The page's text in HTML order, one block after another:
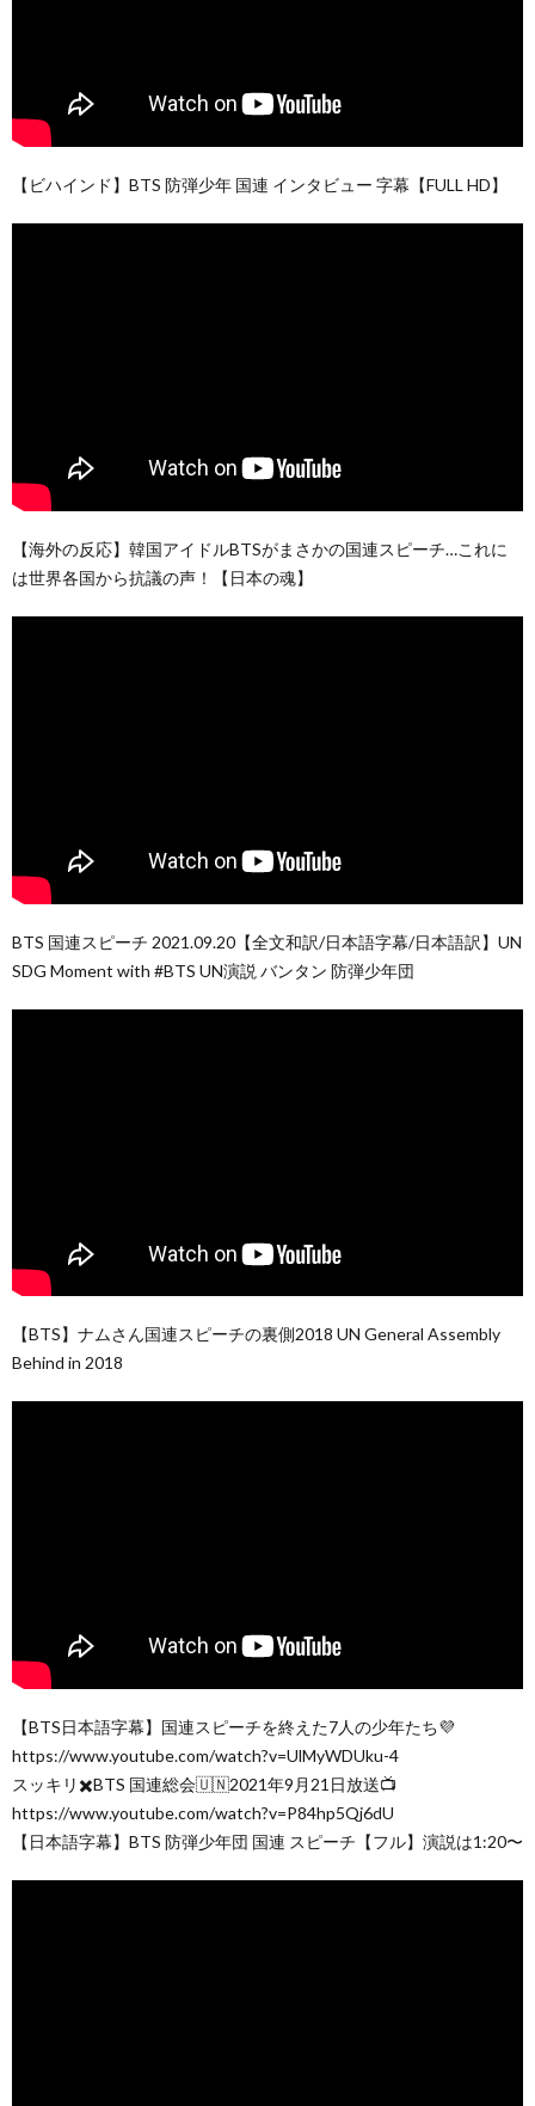
【ビハインド】BTS 防弾少年 国連 インタビュー 字幕【FULL HD】
【海外の反応】韓国アイドルBTSがまさかの国連スピーチ…これに
は世界各国から抗議の声！【日本の魂】
BTS 国連スピーチ 2021.09.20【全文和訳/日本語字幕/日本語訳】UN
SDG Moment with #BTS UN演説 バンタン 防弾少年団
【BTS】ナムさん国連スピーチの裏側2018 UN General Assembly
Behind in 2018
【BTS日本語字幕】国連スピーチを終えた7人の少年たち💜
https://www.youtube.com/watch?v=UlMyWDUku-4
スッキリ✖️BTS 国連総会🇺🇳2021年9月21日放送📺
https://www.youtube.com/watch?v=P84hp5Qj6dU
【日本語字幕】BTS 防弾少年団 国連 スピーチ【フル】演説は1:20〜